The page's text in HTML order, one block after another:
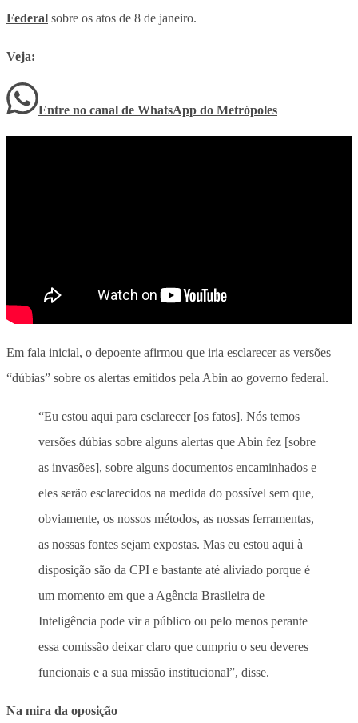
Federal sobre os atos de 8 de janeiro.
Veja:
Entre no canal de WhatsApp do Metrópoles
Em fala inicial, o depoente afirmou que iria esclarecer as versões
“dúbias” sobre os alertas emitidos pela Abin ao governo federal.
“Eu estou aqui para esclarecer [os fatos]. Nós temos
versões dúbias sobre alguns alertas que Abin fez [sobre
as invasões], sobre alguns documentos encaminhados e
eles serão esclarecidos na medida do possível sem que,
obviamente, os nossos métodos, as nossas ferramentas,
as nossas fontes sejam expostas. Mas eu estou aqui à
disposição são da CPI e bastante até aliviado porque é
um momento em que a Agência Brasileira de
Inteligência pode vir a público ou pelo menos perante
essa comissão deixar claro que cumpriu o seu deveres
funcionais e a sua missão institucional”, disse.
Na mira da oposição